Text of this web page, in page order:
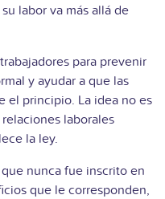
labor va más allá de
para prevenir
y ayudar a que las
el principio. La idea no es
laborales
la ley.
nunca fue inscrito en
que le corresponden,